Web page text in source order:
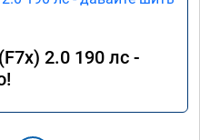
2.0 190 лс -